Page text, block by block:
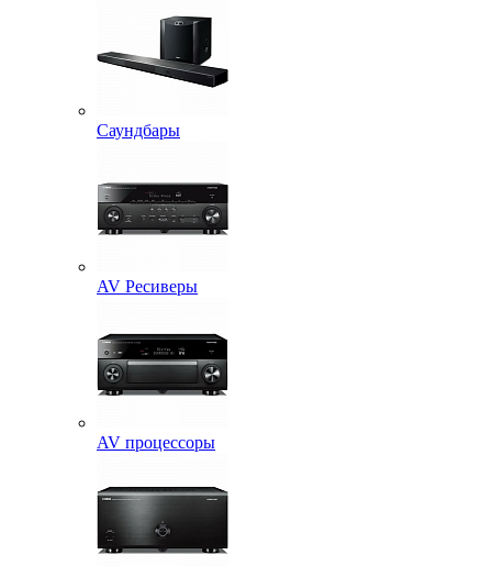
Саундбары
AV Ресиверы
AV процессоры